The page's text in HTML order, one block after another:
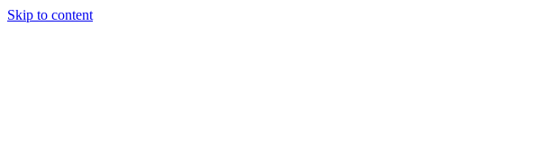
Skip to content